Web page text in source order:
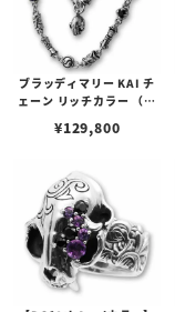
ブラッディマリー KAI チ
ェーン リッチカラー （極
¥129,800